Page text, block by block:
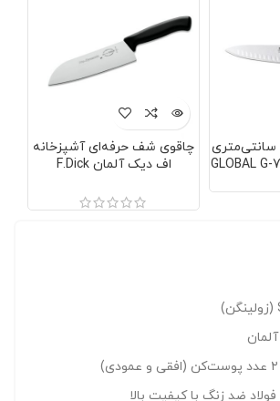
چاقوی سرآشپز 20 سانتی‌متری
چاقوی شف حرفه‌ای آشپزخانه
اف دیک آلمان F.Dick
آلمان
فولاد ضد زنگ با کیفیت بالا